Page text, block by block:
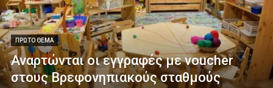
ΠΡΏΤΟ ΘΈΜΑ
Αναρτώνται οι εγγραφές με voucher
στους Βρεφονηπιακούς σταθμούς